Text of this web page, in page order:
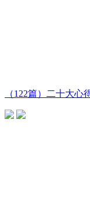
（122篇）二十大